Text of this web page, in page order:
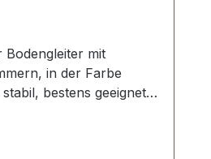
Bodengleiter mit
in der Farbe
bestens geeignet